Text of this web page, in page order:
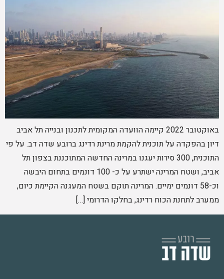
באוקטובר 2022 קיימה הוועדה המקומית לתכנון ובנייה תל אביב
דיון בהפקדה על תוכנית להקמת מרינת רדינג ברובע שדה דב. על פי
התוכנית, 300 סירות יעגנו במרינה החדשה המתוכננת בצפון תל
אביב, ושטח המרינה ישתרע על כ- 100 דונמים בתחום היבשה
וכ-58 דונמים ימיים. המרינה תוקם בשטח המעגנה הקיימת כיום,
ממערב לתחנת הכוח רדינג, בחלקו הדרומי […]